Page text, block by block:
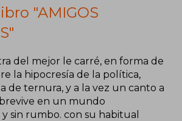
"AMIGOS
del mejor le carré, en forma de
la hipocresía de la política,
de ternura, y a la vez un canto a
en un mundo
sin rumbo. con su habitual